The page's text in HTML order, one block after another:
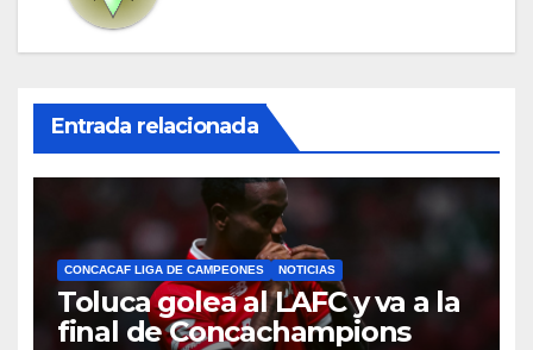
Entrada relacionada
CONCACAF LIGA DE CAMPEONES NOTICIAS
Toluca golea al LAFC y va a la
final de Concachampions